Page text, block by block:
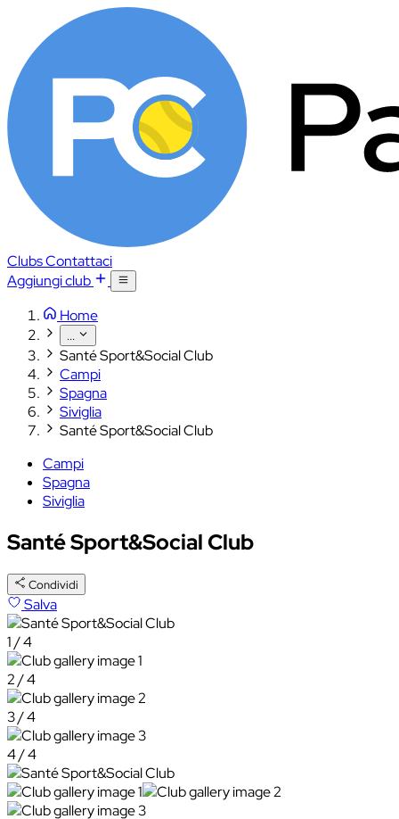
ClubsContattaci
Aggiungi club
Home
...
Santé Sport&Social Club
Campi
Spagna
Siviglia
Santé Sport&Social Club
Campi
Spagna
Siviglia
Santé Sport&Social Club
Condividi
Salva
1 / 4
2 / 4
3 / 4
4 / 4